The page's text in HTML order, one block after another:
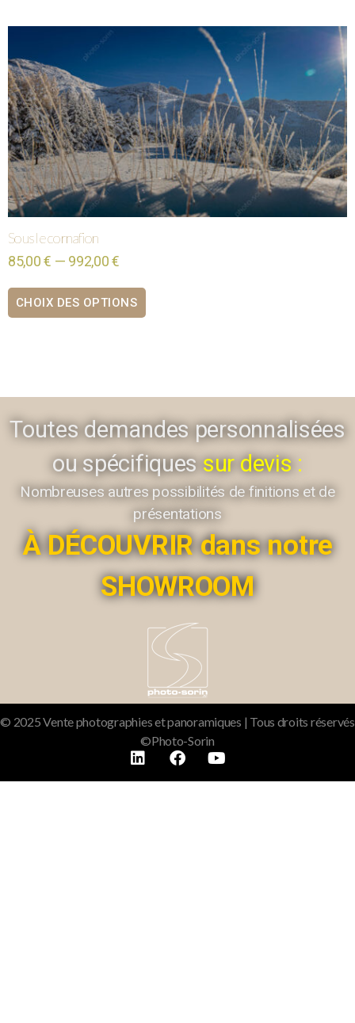
Sous le cornafion
85,00 € — 992,00 €
CHOIX DES OPTIONS
Toutes demandes personnalisées
ou spécifiquessur devis :
Nombreuses autres possibilités de finitions et de
présentations
À DÉCOUVRIR dans notre
SHOWROOM
© 2025 Vente photographies et panoramiques | Tous droits réservés
©Photo-Sorin